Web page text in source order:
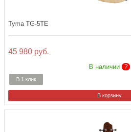
Tyma TG-5TE
45 980 руб.
В наличии ?
В 1 клик